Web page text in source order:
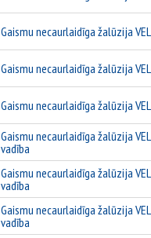
Gaismu necaurlaidīga žalūzija
Gaismu necaurlaidīga žalūzija
Gaismu necaurlaidīga žalūzija
Gaismu necaurlaidīga žalūzija
vadība
Gaismu necaurlaidīga žalūzija
vadība
Gaismu necaurlaidīga žalūzija
vadība